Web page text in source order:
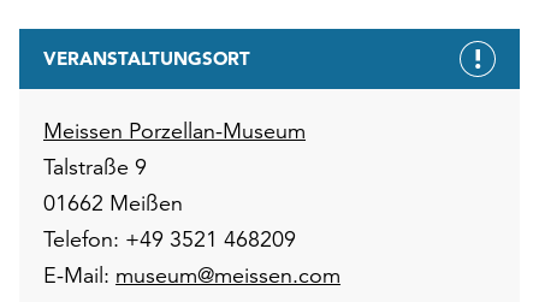
VERANSTALTUNGSORT
Meissen Porzellan-Museum
Talstraße 9
01662 Meißen
Telefon: +49 3521 468209
E-Mail: museum@meissen.com